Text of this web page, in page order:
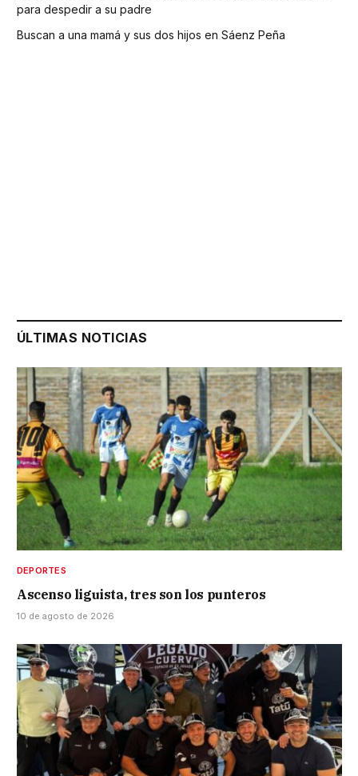
para despedir a su padre
Buscan a una mamá y sus dos hijos en Sáenz Peña
ÚLTIMAS NOTICIAS
DEPORTES
Ascenso liguista, tres son los punteros
10 de agosto de 2026